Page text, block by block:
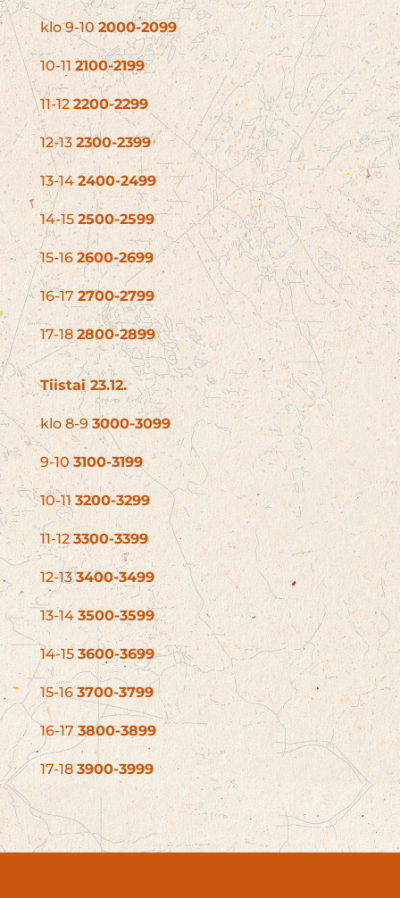
klo 9-102000-2099
10-112100-2199
11-12 2200-2299
12-13 2300-2399
13-14 2400-2499
14-15 2500-2599
15-162600-2699
16-17 2700-2799
17-182800-2899
Tiistai 23.12.
klo 8-9 3000-3099
9-103100-3199
10-11 3200-3299
11-12 3300-3399
12-133400-3499
13-14 3500-3599
14-15 3600-3699
15-163700-3799
16-173800-3899
17-183900-3999